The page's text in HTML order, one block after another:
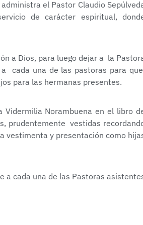
el Pastor Claudio
de carácter espiritual,
a Dios, para luego dejar a la
cada una de las pastoras para que
para las hermanas presentes.
Norambuena en el libro
prudentemente vestidas
vestimenta y presentación como
a cada una de las Pastoras